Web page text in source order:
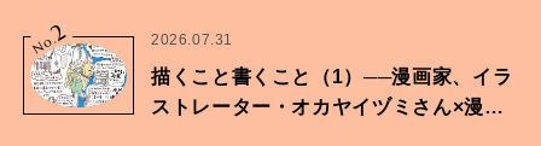
No.2 2026.07.31
描くこと書くこと（1）──漫画家、イラ
ストレーター・オカヤイヅミさん×漫画